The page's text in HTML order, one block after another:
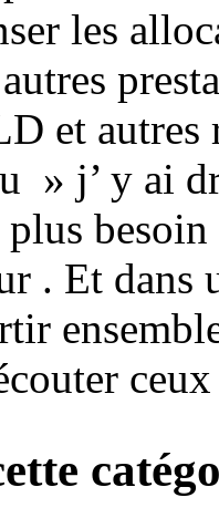
les
et
» j’ y ai
plus
. Et